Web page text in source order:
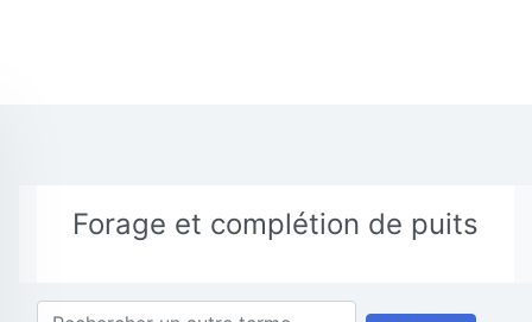
Forage et complétion de puits